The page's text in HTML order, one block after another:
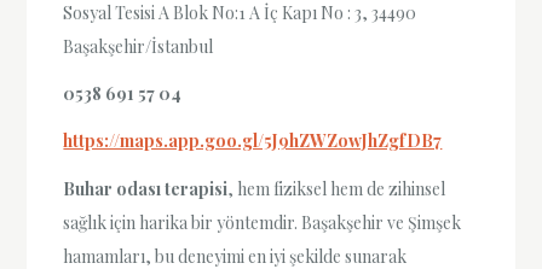
Sosyal Tesisi A Blok No:1 A İç Kapı No : 3, 34490
Başakşehir/İstanbul
0538 691 57 04
https://maps.app.goo.gl/5J9hZWZowJhZgfDB7
Buhar odası terapisi, hem fiziksel hem de zihinsel
sağlık için harika bir yöntemdir. Başakşehir ve Şimşek
hamamları, bu deneyimi en iyi şekilde sunarak